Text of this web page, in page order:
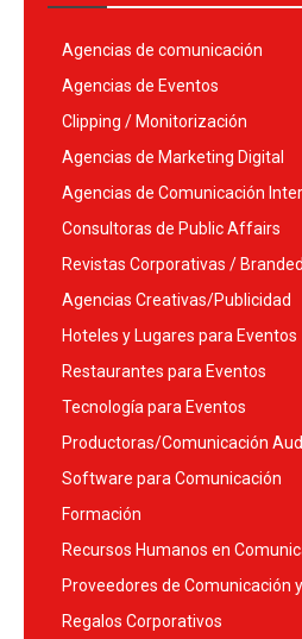
Agencias de comunicación
Agencias de Eventos
Clipping / Monitorización
Agencias de Marketing Digital
Agencias de Comunicación
Consultoras de Public Affairs
Revistas Corporativas /
Agencias Creativas/Publicidad
Hoteles y Lugares para Eventos
Restaurantes para Eventos
Tecnología para Eventos
Productoras/Comunicación
Software para Comunicación
Formación
Recursos Humanos en
Proveedores de Comunicación
Regalos Corporativos